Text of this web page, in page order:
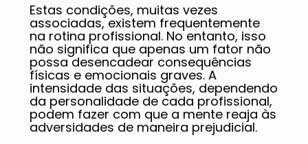
Estas condições, muitas vezes
associadas, existem frequentemente
na rotina profissional. No entanto, isso
não significa que apenas um fator não
possa desencadear consequências
físicas e emocionais graves. A
intensidade das situações, dependendo
da personalidade de cada profissional,
podem fazer com que a mente reaja às
adversidades de maneira prejudicial.